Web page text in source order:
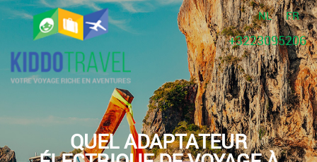
NL FR
+3223095206
QUEL ADAPTATEUR